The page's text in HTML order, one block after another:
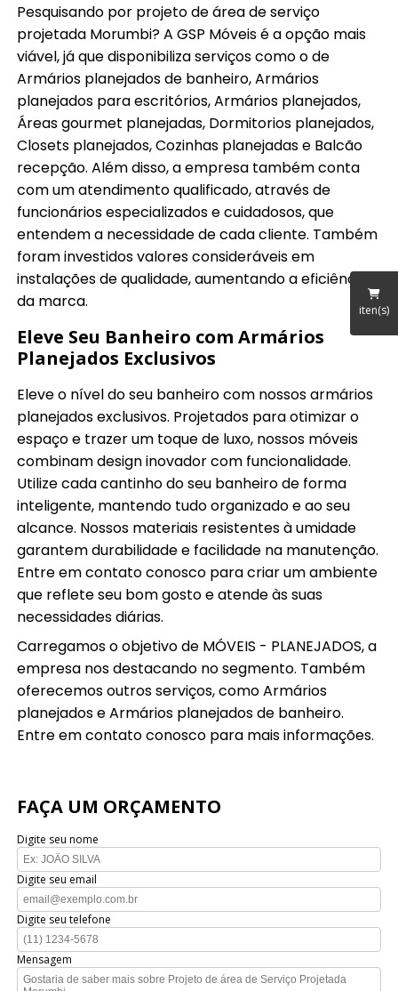
iten(s)
Pesquisando por projeto de área de serviço
projetada Morumbi? A GSP Móveis é a opção mais
viável, já que disponibiliza serviços como o de
Armários planejados de banheiro, Armários
planejados para escritórios, Armários planejados,
Áreas gourmet planejadas, Dormitorios planejados,
Closets planejados, Cozinhas planejadas e Balcão
recepção. Além disso, a empresa também conta
com um atendimento qualificado, através de
funcionários especializados e cuidadosos, que
entendem a necessidade de cada cliente. Também
foram investidos valores consideráveis em
instalações de qualidade, aumentando a eficiência
da marca.
Eleve Seu Banheiro com Armários
Planejados Exclusivos
Eleve o nível do seu banheiro com nossos armários
planejados exclusivos. Projetados para otimizar o
espaço e trazer um toque de luxo, nossos móveis
combinam design inovador com funcionalidade.
Utilize cada cantinho do seu banheiro de forma
inteligente, mantendo tudo organizado e ao seu
alcance. Nossos materiais resistentes à umidade
garantem durabilidade e facilidade na manutenção.
Entre em contato conosco para criar um ambiente
que reflete seu bom gosto e atende às suas
necessidades diárias.
Carregamos o objetivo de MÓVEIS - PLANEJADOS, a
empresa nos destacando no segmento. Também
oferecemos outros serviços, como Armários
planejados e Armários planejados de banheiro.
Entre em contato conosco para mais informações.
FAÇA UM ORÇAMENTO
Digite seu nome
Digite seu email
Digite seu telefone
Mensagem